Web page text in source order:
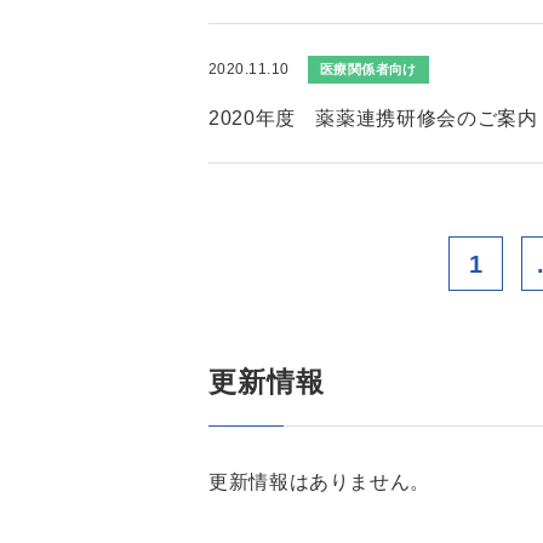
2020.11.10 医療関係者向け
2020年度 薬薬連携研修会のご案内
1
更新情報
更新情報はありません。